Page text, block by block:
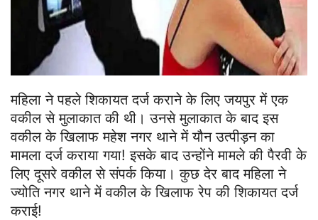
महिला ने पहले शिकायत दर्ज कराने के लिए जयपुर में एक
वकील से मुलाकात की थी। उनसे मुलाकात के बाद इस
वकील के खिलाफ महेश नगर थाने में यौन उत्पीड़न का
मामला दर्ज कराया गया! इसके बाद उन्होंने मामले की पैरवी के
लिए दूसरे वकील से संपर्क किया। कुछ देर बाद महिला ने
ज्योति नगर थाने में वकील के खिलाफ रेप की शिकायत दर्ज
कराई!